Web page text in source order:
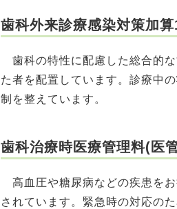
歯科外来診療感染対策加
歯科の特性に配慮した総合的
た者を配置しています。診療中
制を整えています。
歯科治療時医療管理料(医
高血圧や糖尿病などの疾患を
されています。緊急時の対応の